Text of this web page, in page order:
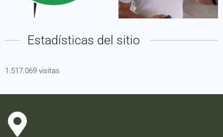
Estadísticas del sitio
1.517.069 visitas